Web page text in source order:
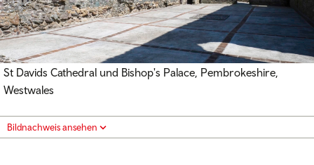
St Davids Cathedral und Bishop's Palace, Pembrokeshire,
Westwales
Bildnachweis ansehen